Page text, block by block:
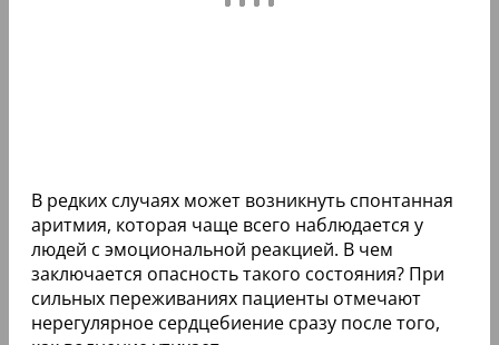
В редких случаях может возникнуть спонтанная
аритмия, которая чаще всего наблюдается у
людей с эмоциональной реакцией. В чем
заключается опасность такого состояния? При
сильных переживаниях пациенты отмечают
нерегулярное сердцебиение сразу после того,